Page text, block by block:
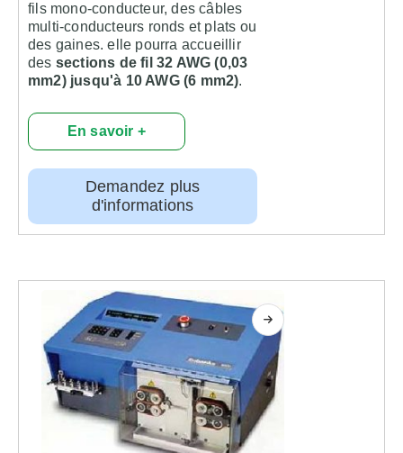
fils mono-conducteur, des câbles
multi-conducteurs ronds et plats ou
des gaines. elle pourra accueillir
des sections de fil 32 AWG (0,03
mm2) jusqu'à 10 AWG (6 mm2).
En savoir +
Demandez plus
d'informations